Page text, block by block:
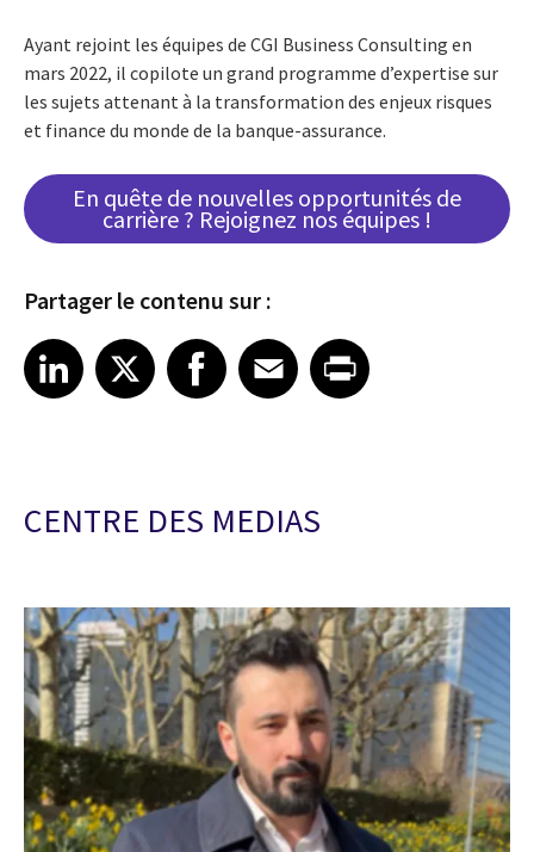
Ayant rejoint les équipes de CGI Business Consulting en
mars 2022, il copilote un grand programme d’expertise sur
les sujets attenant à la transformation des enjeux risques
et finance du monde de la banque-assurance.
En quête de nouvelles opportunités de
carrière ? Rejoignez nos équipes !
Partager le contenu sur :
Share article on LinkedIn
LinkedIn
Share article on XShare article on Facebook
Facebook
Share article on Email
EmailShare article on Print
CENTRE DES MEDIAS